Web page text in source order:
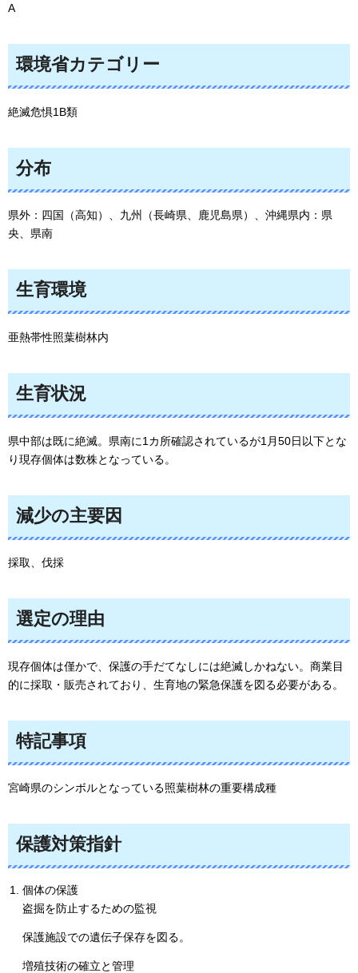
A
環境省カテゴリー
絶滅危惧1B類
分布
県外：四国（高知）、九州（長崎県、鹿児島県）、沖縄県内：県
央、県南
生育環境
亜熱帯性照葉樹林内
生育状況
県中部は既に絶滅。県南に1カ所確認されているが1月50日以下とな
り現存個体は数株となっている。
減少の主要因
採取、伐採
選定の理由
現存個体は僅かで、保護の手だてなしには絶滅しかねない。商業目
的に採取・販売されており、生育地の緊急保護を図る必要がある。
特記事項
宮崎県のシンボルとなっている照葉樹林の重要構成種
保護対策指針
個体の保護
盗掘を防止するための監視
保護施設での遺伝子保存を図る。
増殖技術の確立と管理